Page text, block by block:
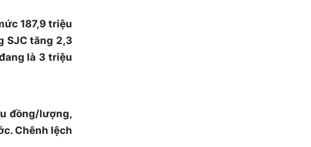
187,9 triệu
SJC tăng 2,3
là 3 triệu
đồng/lượng,
Chênh lệch